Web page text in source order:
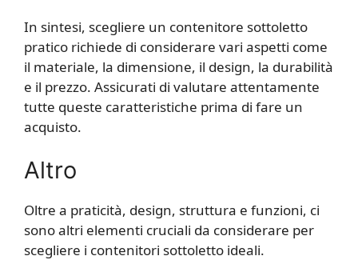
In sintesi, scegliere un contenitore sottoletto
pratico richiede di considerare vari aspetti come
il materiale, la dimensione, il design, la durabilità
e il prezzo. Assicurati di valutare attentamente
tutte queste caratteristiche prima di fare un
acquisto.
Altro
Oltre a praticità, design, struttura e funzioni, ci
sono altri elementi cruciali da considerare per
scegliere i contenitori sottoletto ideali.